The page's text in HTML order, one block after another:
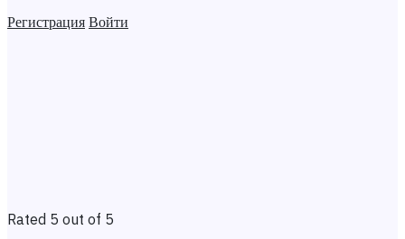
Регистрация Войти
Rated 5 out of 5